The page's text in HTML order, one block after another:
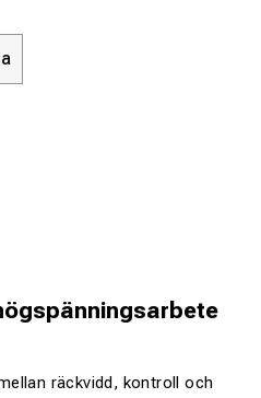
räckvidd, kontroll och